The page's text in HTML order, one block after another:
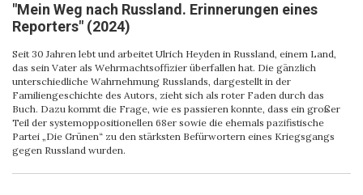
"Mein Weg nach Russland. Erinnerungen eines
Reporters" (2024)
Seit 30 Jahren lebt und arbeitet Ulrich Heyden in Russland, einem Land,
das sein Vater als Wehrmachtsoffizier überfallen hat. Die gänzlich
unterschiedliche Wahrnehmung Russlands, dargestellt in der
Familiengeschichte des Autors, zieht sich als roter Faden durch das
Buch. Dazu kommt die Frage, wie es passieren konnte, dass ein großer
Teil der systemoppositionellen 68er sowie die ehemals pazifistische
Partei „Die Grünen“ zu den stärksten Befürwortern eines Kriegsgangs
gegen Russland wurden.